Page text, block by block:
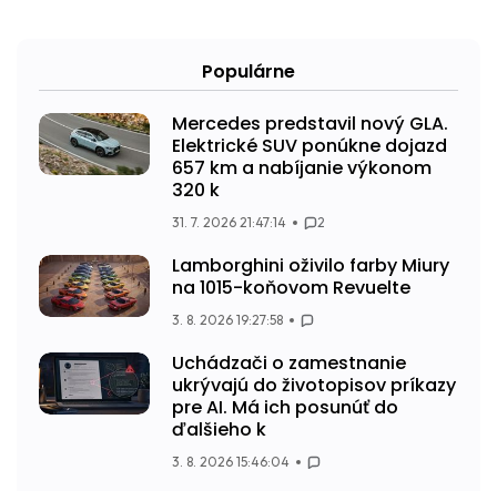
Populárne
Mercedes predstavil nový GLA.
Elektrické SUV ponúkne dojazd
657 km a nabíjanie výkonom
320 k
31. 7. 2026 21:47:14 2
Lamborghini oživilo farby Miury
na 1015-koňovom Revuelte
3. 8. 2026 19:27:58
Uchádzači o zamestnanie
ukrývajú do životopisov príkazy
pre AI. Má ich posunúť do
ďalšieho k
3. 8. 2026 15:46:04